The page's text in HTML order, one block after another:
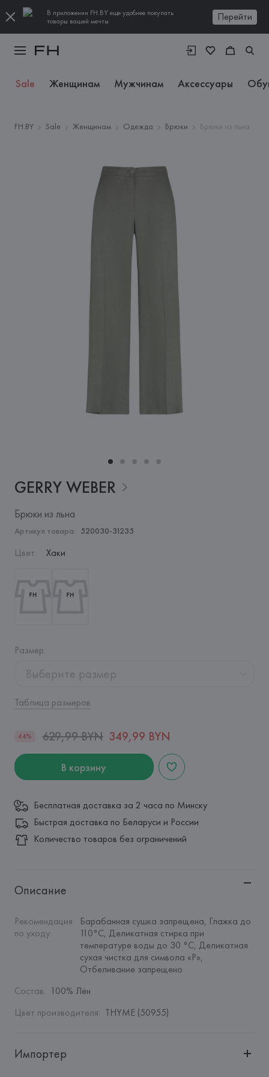
В приложении FH.BY еще удобнее покупать
товары вашей мечты
Перейти
Sale Женщинам Мужчинам Аксессуары
FH.BY Sale Женщинам Одежда Брюки Брюки из льна
GERRY WEBER
Брюки из льна
Артикул товара: 520030-31235
Цвет: Хаки
Размер:
Выберите размер
Таблица размеров
44% 629,99 BYN 349,99 BYN
В корзину
Бесплатная доставка за 2 часа по Минску
Быстрая доставка по Беларуси и России
Количество товаров без ограничений
Описание
Рекомендация
по уходу:
Барабанная сушка запрещена, Глажка до
110°C, Деликатная стирка при
температуре воды до 30 °C, Деликатная
сухая чистка для символа «P»,
Отбеливание запрещено
Состав: 100% Лён
Цвет производителя: THYME (50955)
Импортер